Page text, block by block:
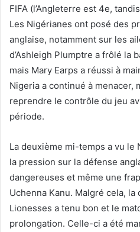
FIFA (l’Angleterre est 4e,
Les Nigérianes ont posé des
anglaise, notamment sur les
d’Ashleigh Plumptre a frôlé la
mais Mary Earps a réussi à
Nigeria a continué à menacer,
reprendre le contrôle du jeu
période.
La deuxième mi-temps a vu le
la pression sur la défense
dangereuses et même une
Uchenna Kanu. Malgré cela,
Lionesses a tenu bon et le
prolongation. Celle-ci a été